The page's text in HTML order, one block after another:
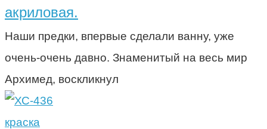
акриловая.
Наши предки, впервые сделали ванну, уже
очень-очень давно. Знаменитый на весь мир
Архимед, воскликнул
краска